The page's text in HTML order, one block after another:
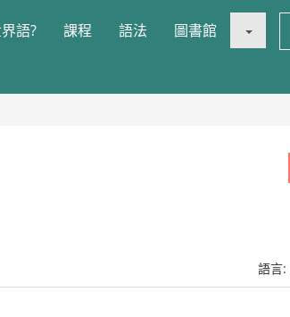
語? 課程 語法 圖書館
語言: